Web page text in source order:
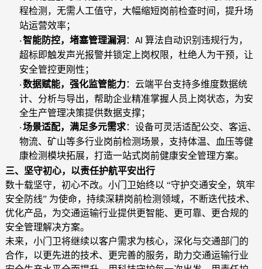
程检测，无需人工值守，大幅缩短岗前检查时间，提升场
站运营效率；
· 智能防控，堵塞管理漏洞 ： AI 算法自动识别违规行为，
超标即触发声光报警并锁定上岗权限，杜绝人为干预，让
安全管控更刚性；
· 数据赋能，强化监管能力：云端平台支持多维度数据统
计、分析与导出，帮助企业精准掌握人员上岗状态，为安
全生产管理决策提供数据支撑；
· 场景适配，满足多元需求：设备可灵活适配公交、客运、
物流、矿山等多行业岗前检测场景，支持体温、血压等健
康检测模块拓展，打造一站式岗前健康安全管理方案。
三、坚守初心，以责任护航平安出行
数十载坚守，初心不改。小门卫始终以 “守护交通安全，筑牢
安全防线” 为使命，持续深耕岗前检测领域，不断迭代技术、
优化产品，为交通运输行业提供更智能、更可靠、更合规的
安全管理解决方案。
未来，小门卫将继续以客户需求为核心，深化与交通部门的
合作，以更先进的技术、更完善的服务，助力交通运输行业